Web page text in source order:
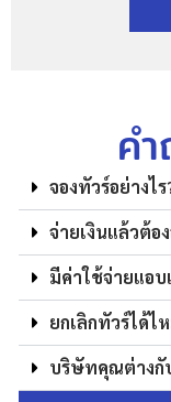
ค
จองทัวร์อย่างไร
จ่ายเงินแล้วต้อ
มีค่าใช้จ่ายแอบ
ยกเลิกทัวร์ได้ไ
บริษัทคุณต่างกั